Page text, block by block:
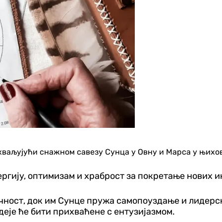
снажном савезу Сунца у Овну и Марса у
оптимизам и храброст за покретање нових
док им Сунце пружа самопоуздање и
ће бити прихваћене с ентузијазмом.